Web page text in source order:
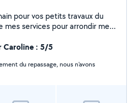
pour vos petits travaux du
mes services pour arrondir mes
du gardiennage, du
de l'aide pour vos démarches
et fiable. Je fais
de repassage à mon
réguliers mais je peux en faire
Caroline : 5/5
du repassage, nous n'avons